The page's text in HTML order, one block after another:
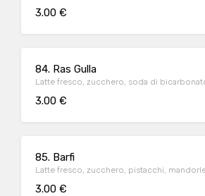
3.00 €
84. Ras Gulla
Latte fresco, zucchero, soda di
3.00 €
85. Barfi
Latte fresco, zucchero, pistacchi,
3.00 €